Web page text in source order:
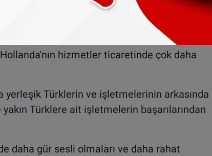
de çok iyi gidiyoruz. Bu yıl Türkiye'nin 100
milyar dolar da mal ihracatımız olacak.
olacağız. Bu da bizim cari açığımızı
hizmetler ticaretinde çok daha
yerleşik Türklerin ve işletmelerinin arkasında
Türklere ait işletmelerin başarılarından
daha gür sesli olmaları ve daha rahat